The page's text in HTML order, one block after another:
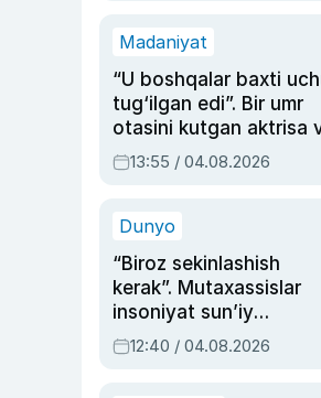
Madaniyat
“U boshqalar baxti
tug‘ilgan edi”. Bir umr
otasini kutgan aktrisa
dublyaj ustasi Rimma
Ahmedovaning
13:55 / 04.08.2026
Dunyo
“Biroz sekinlashish
kerak”. Mutaxassislar
insoniyat sun’iy
intellektni boshqara
olmay qolishidan xavotir
12:40 / 04.08.2026